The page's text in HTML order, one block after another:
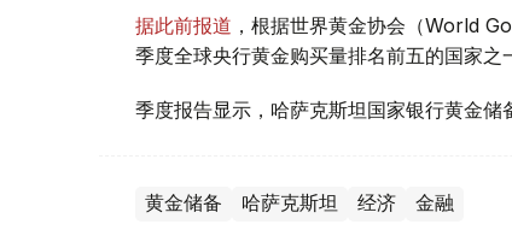
据此前报道 ，根据世界黄金协会（World
季度全球央行黄金购买量排名前五的国家之
季度报告显示，哈萨克斯坦国家银行黄金储
黄金储备 哈萨克斯坦 经济 金融